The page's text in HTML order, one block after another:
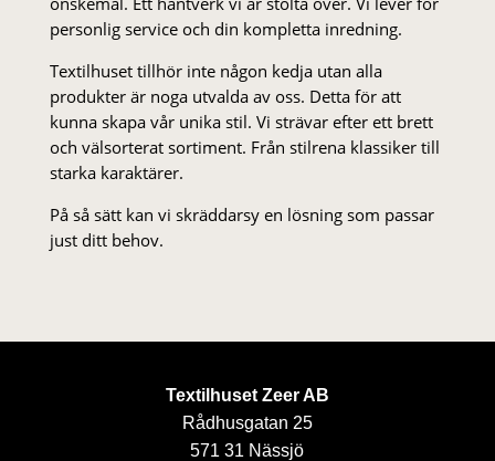
personlig service och din kompletta inredning.
Textilhuset tillhör inte någon kedja utan alla
produkter är noga utvalda av oss. Detta för att
kunna skapa vår unika stil. Vi strä­var efter ett brett
och välsorterat sor­ti­ment. Från stil­rena klas­siker till
starka karaktärer.
På så sätt kan vi skräddarsy en lösning som passar
just ditt behov.
Textilhuset Zeer AB
Rådhusgatan 25
571 31 Nässjö